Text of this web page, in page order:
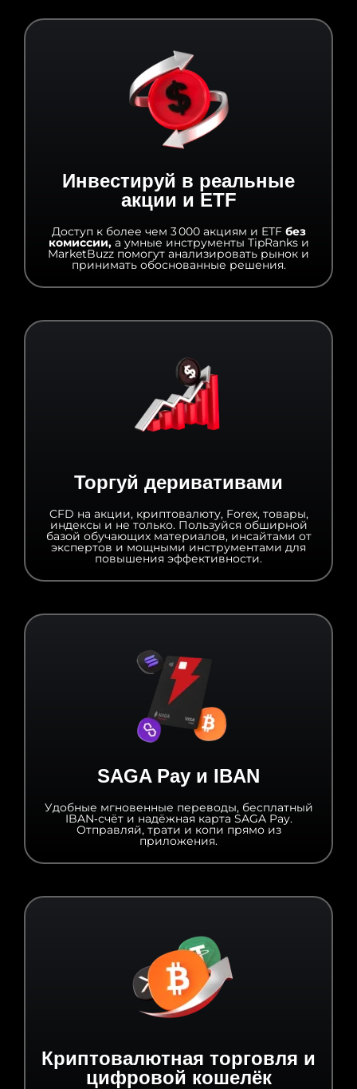
Инвестируй в реальные
акции и ETF
Доступ к более чем 3 000 акциям и ETF без
комиссии,а умные инструменты TipRanks и
MarketBuzz помогут анализировать рынок и
принимать обоснованные решения.
Торгуй деривативами
CFD на акции, криптовалюту, Forex, товары,
индексы и не только. Пользуйся обширной
базой обучающих материалов, инсайтами от
экспертов и мощными инструментами для
повышения эффективности.
SAGA Pay и IBAN
Удобные мгновенные переводы, бесплатный
IBAN‑счёт и надёжная карта SAGA Pay.
Отправляй, трати и копи прямо из
приложения.
Криптовалютная торговля и
цифровой кошелёк